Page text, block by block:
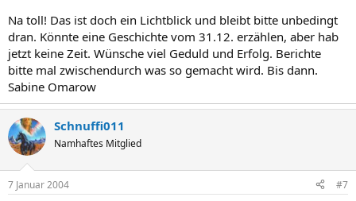
Na toll! Das ist doch ein Lichtblick und bleibt bitte unbedingt
dran. Könnte eine Geschichte vom 31.12. erzählen, aber hab
jetzt keine Zeit. Wünsche viel Geduld und Erfolg. Berichte
bitte mal zwischendurch was so gemacht wird. Bis dann.
Sabine Omarow
Schnuffi011
Namhaftes Mitglied
7 Januar 2004 #7